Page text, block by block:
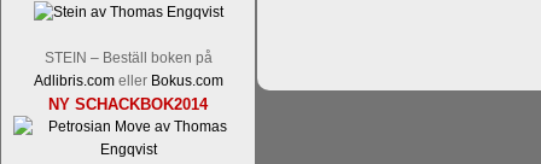
STEIN – Beställ boken på
Adlibris.comeller Bokus.com
NY SCHACKBOK2014